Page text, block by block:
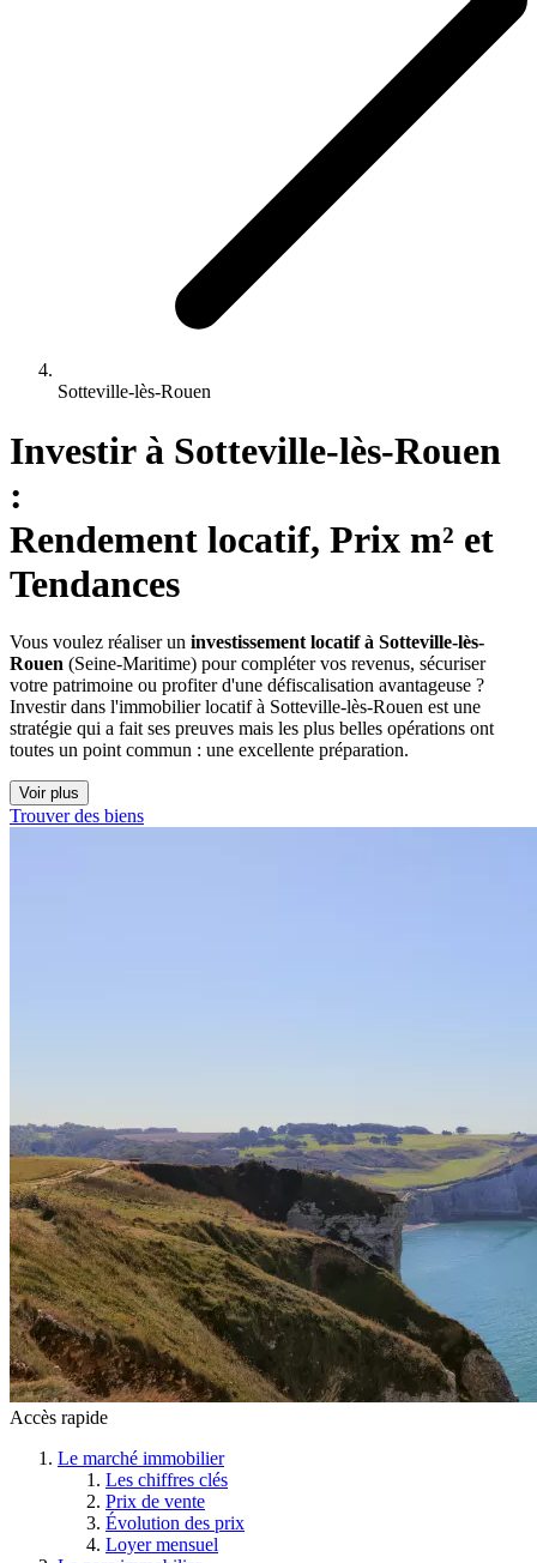
Sotteville-lès-Rouen
Investir à Sotteville-lès-Rouen
:
Rendement locatif, Prix m² et
Tendances
Vous voulez réaliser un investissement locatif à Sotteville-lès-
Rouen (Seine-Maritime) pour compléter vos revenus, sécuriser
votre patrimoine ou profiter d'une défiscalisation avantageuse ?
Investir dans l'immobilier locatif à Sotteville-lès-Rouen est une
stratégie qui a fait ses preuves mais les plus belles opérations ont
toutes un point commun : une excellente préparation.
Voir plus
Trouver des biens
Accès rapide
Le marché immobilier
Les chiffres clés
Prix de vente
Évolution des prix
Loyer mensuel